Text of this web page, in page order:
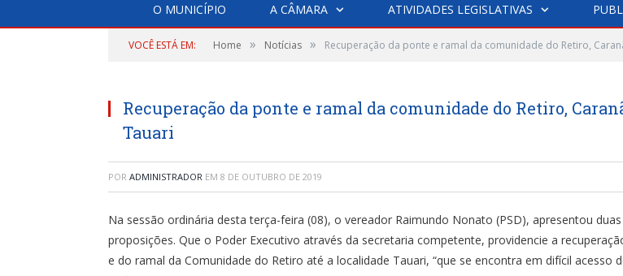
O MUNICÍPIO A CÂMARA ATIVIDADES LEGISLATIVAS
VOCÊ ESTÁ EM: Home » Notícias » Recuperação da ponte e ramal da comunidade do Retiro,
Recuperação da ponte e ramal da comunidade do Retiro,
Tauari
POR ADMINISTRADOR EM 8 DE OUTUBRO DE 2019
Na sessão ordinária desta terça-feira (08), o vereador Raimundo Nonato (PSD), apresentou duas
proposições. Que o Poder Executivo através da secretaria competente, providencie a
e do ramal da Comunidade do Retiro até a localidade Tauari, “que se encontra em difícil acesso